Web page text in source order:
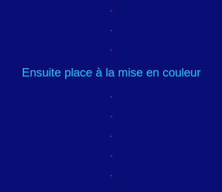
Ensuite place à la mise en couleur